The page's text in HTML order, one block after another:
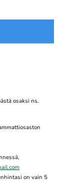
osaksi ns.
on vain 5